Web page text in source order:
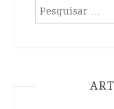
Pesquisar
por: